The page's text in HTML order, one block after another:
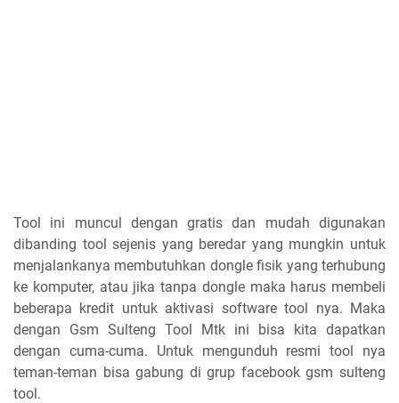
Tool ini muncul dengan gratis dan mudah digunakan
dibanding tool sejenis yang beredar yang mungkin untuk
menjalankanya membutuhkan dongle fisik yang terhubung
ke komputer, atau jika tanpa dongle maka harus membeli
beberapa kredit untuk aktivasi software tool nya. Maka
dengan Gsm Sulteng Tool Mtk ini bisa kita dapatkan
dengan cuma-cuma. Untuk mengunduh resmi tool nya
teman-teman bisa gabung di grup facebook gsm sulteng
tool.